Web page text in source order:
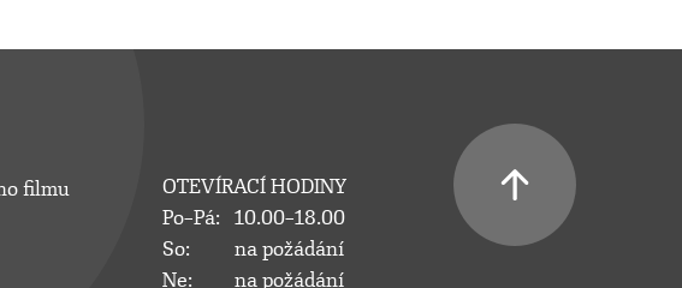
filmu
OTEVÍRACÍ HODINY
Po–Pá:
10.00–18.00
So:
na požádání
Ne:
na požádání